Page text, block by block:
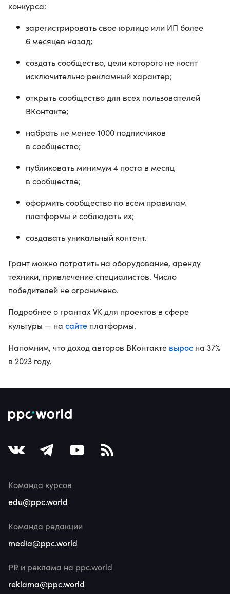
конкурса:
зарегистрировать свое юрлицо или ИП более
6 месяцев назад;
создать сообщество, цели которого не носят
исключительно рекламный характер;
открыть сообщество для всех пользователей
ВКонтакте;
набрать не менее 1000 подписчиков
в сообщество;
публиковать минимум 4 поста в месяц
в сообществе;
оформить сообщество по всем правилам
платформы и соблюдать их;
создавать уникальный контент.
Грант можно потратить на оборудование, аренду
техники, привлечение специалистов. Число
победителей не ограничено.
Подробнее о грантах VK для проектов в сфере
культуры — на сайте платформы.
Напомним, что доход авторов ВКонтакте вырос на 37%
в 2023 году.
Команда курсов
edu@ppc.world
Команда редакции
media@ppc.world
PR и реклама на ppc.world
reklama@ppc.world